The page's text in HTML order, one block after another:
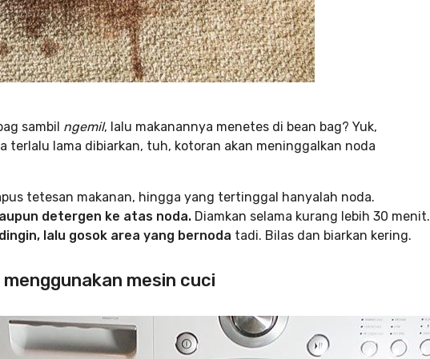
sambil ngemil, lalu makanannya menetes di bean bag? Yuk,
terlalu lama dibiarkan, tuh, kotoran akan meninggalkan noda
tetesan makanan, hingga yang tertinggal hanyalah noda.
detergen ke atas noda. Diamkan selama kurang lebih 30 menit.
lalu gosok area yang bernoda tadi. Bilas dan biarkan kering.
mesin cuci